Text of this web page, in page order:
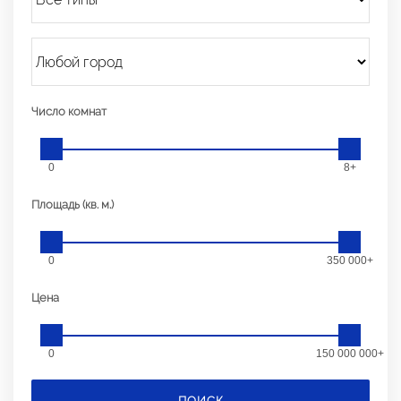
Число комнат
0 8+
Площадь (кв. м.)
0 350 000+
Цена
0 150 000 000+